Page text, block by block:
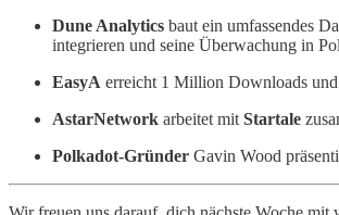
Dune Analytics baut ein umfassendes
integrieren und seine Überwachung in
EasyA erreicht 1 Million Downloads
AstarNetwork arbeitet mit Startale
Polkadot-Gründer Gavin Wood